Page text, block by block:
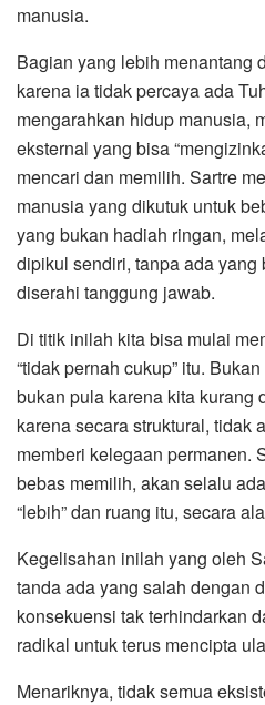
manusia.
Bagian yang lebih menantang
karena ia tidak percaya ada
mengarahkan hidup manusia,
eksternal yang bisa
mencari dan memilih. Sartre
manusia yang dikutuk untuk
yang bukan hadiah ringan,
dipikul sendiri, tanpa ada yang
diserahi tanggung jawab.
Di titik inilah kita bisa mulai
“tidak pernah cukup” itu.
bukan pula karena kita kurang
karena secara struktural, tidak
memberi kelegaan permanen.
bebas memilih, akan selalu
“lebih” dan ruang itu, secara
Kegelisahan inilah yang oleh
tanda ada yang salah dengan
konsekuensi tak terhindarkan
radikal untuk terus mencipta
Menariknya, tidak semua